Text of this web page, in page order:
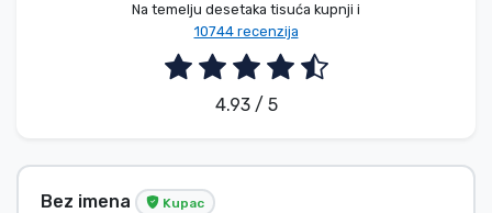
Na temelju desetaka tisuća kupnji i
10744 recenzija
4.93 / 5
Bez imena Kupac